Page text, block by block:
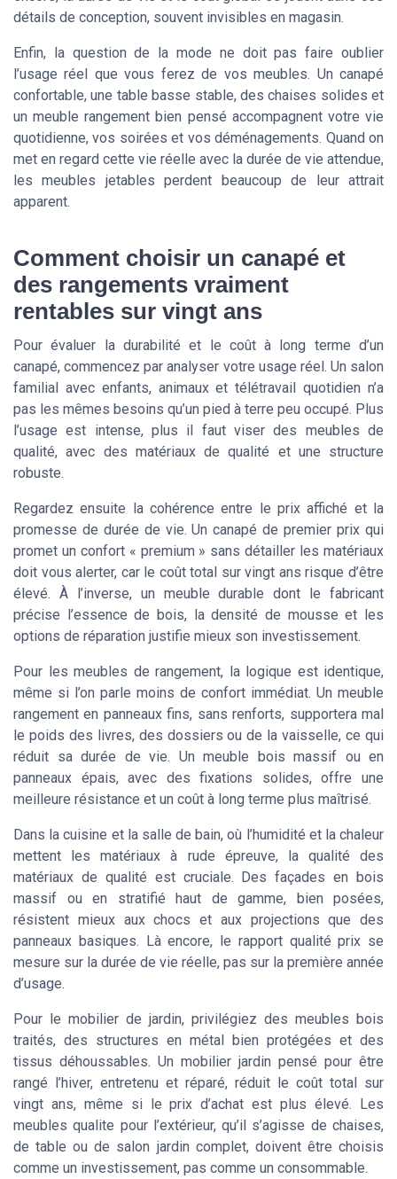
détails de conception, souvent invisibles en magasin.
Enfin, la question de la mode ne doit pas faire oublier
l’usage réel que vous ferez de vos meubles. Un canapé
confortable, une table basse stable, des chaises solides et
un meuble rangement bien pensé accompagnent votre vie
quotidienne, vos soirées et vos déménagements. Quand on
met en regard cette vie réelle avec la durée de vie attendue,
les meubles jetables perdent beaucoup de leur attrait
apparent.
Comment choisir un canapé et
des rangements vraiment
rentables sur vingt ans
Pour évaluer la durabilité et le coût à long terme d’un
canapé, commencez par analyser votre usage réel. Un salon
familial avec enfants, animaux et télétravail quotidien n’a
pas les mêmes besoins qu’un pied à terre peu occupé. Plus
l’usage est intense, plus il faut viser des meubles de
qualité, avec des matériaux de qualité et une structure
robuste.
Regardez ensuite la cohérence entre le prix affiché et la
promesse de durée de vie. Un canapé de premier prix qui
promet un confort « premium » sans détailler les matériaux
doit vous alerter, car le coût total sur vingt ans risque d’être
élevé. À l’inverse, un meuble durable dont le fabricant
précise l’essence de bois, la densité de mousse et les
options de réparation justifie mieux son investissement.
Pour les meubles de rangement, la logique est identique,
même si l’on parle moins de confort immédiat. Un meuble
rangement en panneaux fins, sans renforts, supportera mal
le poids des livres, des dossiers ou de la vaisselle, ce qui
réduit sa durée de vie. Un meuble bois massif ou en
panneaux épais, avec des fixations solides, offre une
meilleure résistance et un coût à long terme plus maîtrisé.
Dans la cuisine et la salle de bain, où l’humidité et la chaleur
mettent les matériaux à rude épreuve, la qualité des
matériaux de qualité est cruciale. Des façades en bois
massif ou en stratifié haut de gamme, bien posées,
résistent mieux aux chocs et aux projections que des
panneaux basiques. Là encore, le rapport qualité prix se
mesure sur la durée de vie réelle, pas sur la première année
d’usage.
Pour le mobilier de jardin, privilégiez des meubles bois
traités, des structures en métal bien protégées et des
tissus déhoussables. Un mobilier jardin pensé pour être
rangé l’hiver, entretenu et réparé, réduit le coût total sur
vingt ans, même si le prix d’achat est plus élevé. Les
meubles qualite pour l’extérieur, qu’il s’agisse de chaises,
de table ou de salon jardin complet, doivent être choisis
comme un investissement, pas comme un consommable.